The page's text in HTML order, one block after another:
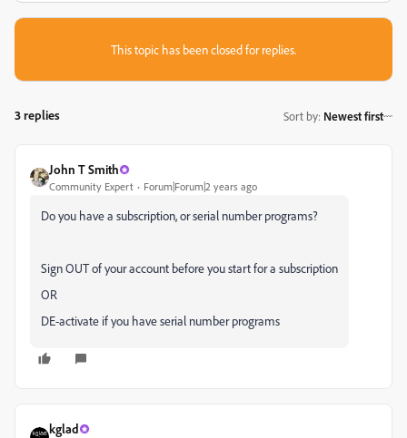
This topic has been closed for replies.
3 replies Sort by: Newest first
John T Smith
Community Expert Forum|Forum|2 years ago
Do you have a subscription, or serial number programs?
Sign OUT of your account before you start for a subscription
OR
DE-activate if you have serial number programs
kglad